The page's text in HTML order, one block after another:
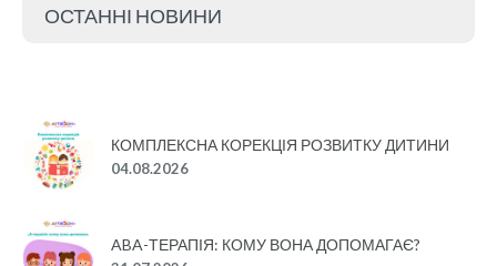
ОСТАННІ НОВИНИ
КОМПЛЕКСНА КОРЕКЦІЯ РОЗВИТКУ ДИТИНИ
04.08.2026
ABA-ТЕРАПІЯ: КОМУ ВОНА ДОПОМАГАЄ?